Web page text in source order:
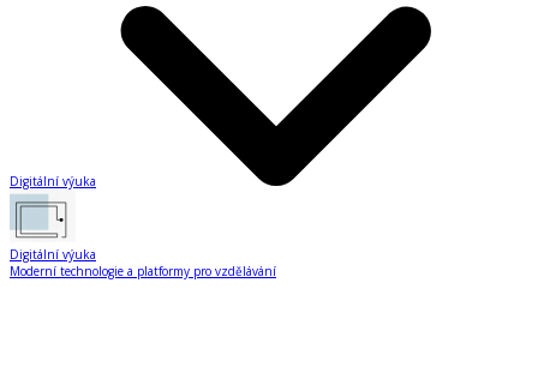
Digitální výuka
Digitální výuka
Moderní technologie a platformy pro vzdělávání